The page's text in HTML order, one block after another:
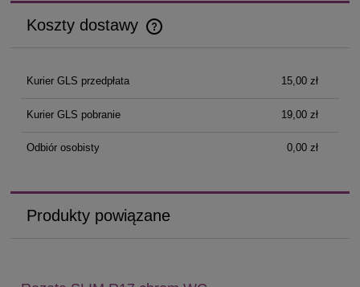
Koszty dostawy
Cena nie zawiera ewentualnych kosztów płatności
Kurier GLS przedpłata 15,00 zł
Kurier GLS pobranie 19,00 zł
Odbiór osobisty 0,00 zł
Produkty powiązane